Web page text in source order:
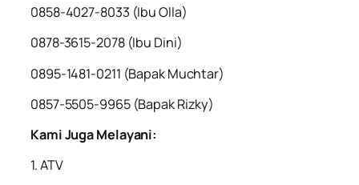
0858-4027-8033 (Ibu Olla)
0878-3615-2078 (Ibu Dini)
0895-1481-0211 (Bapak Muchtar)
0857-5505-9965 (Bapak Rizky)
Kami Juga Melayani:
1. ATV